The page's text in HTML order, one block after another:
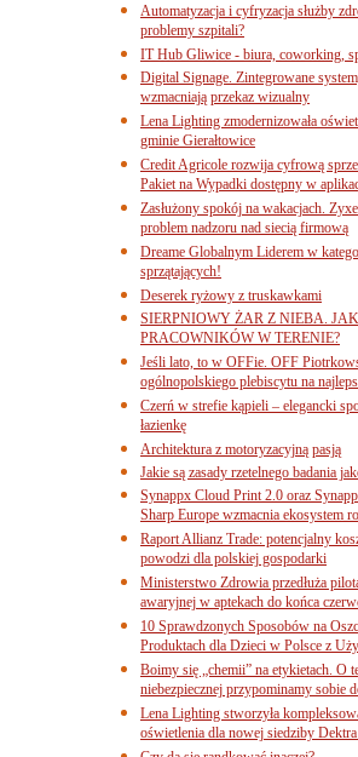
Automatyzacja i cyfryzacja służby
problemy szpitali?
IT Hub Gliwice - biura, coworking,
Digital Signage. Zintegrowane
wzmacniają przekaz wizualny
Lena Lighting zmodernizowała
gminie Gierałtowice
Credit Agricole rozwija cyfrową
Pakiet na Wypadki dostępny w
Zasłużony spokój na wakacjach.
problem nadzoru nad siecią firmową
Dreame Globalnym Liderem w
sprzątających!
Deserek ryżowy z truskawkami
SIERPNIOWY ŻAR Z NIEBA.
PRACOWNIKÓW W TERENIE?
Jeśli lato, to w OFFie. OFF
ogólnopolskiego plebiscytu na
Czerń w strefie kąpieli – elegancki
łazienkę
Architektura z motoryzacyjną pasją
Jakie są zasady rzetelnego badania
Synappx Cloud Print 2.0 oraz
Sharp Europe wzmacnia ekosystem
Raport Allianz Trade: potencjalny
powodzi dla polskiej gospodarki
Ministerstwo Zdrowia przedłuża
awaryjnej w aptekach do końca
10 Sprawdzonych Sposobów na
Produktach dla Dzieci w Polsce z
Boimy się „chemii” na etykietach. O
niebezpiecznej przypominamy sobie
Lena Lighting stworzyła
oświetlenia dla nowej siedziby